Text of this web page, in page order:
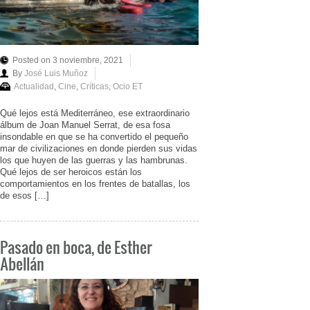
Posted on 3 noviembre, 2021
By José Luis Muñoz
Actualidad Cine Críticas Ocio ET
Qué lejos está Mediterráneo, ese extraordinario
álbum de Joan Manuel Serrat, de esa fosa
insondable en que se ha convertido el pequeño
mar de civilizaciones en donde pierden sus vidas
los que huyen de las guerras y las hambrunas.
Qué lejos de ser heroicos están los
comportamientos en los frentes de batallas, los
de esos […]
Pasado en boca, de Esther
Abellán